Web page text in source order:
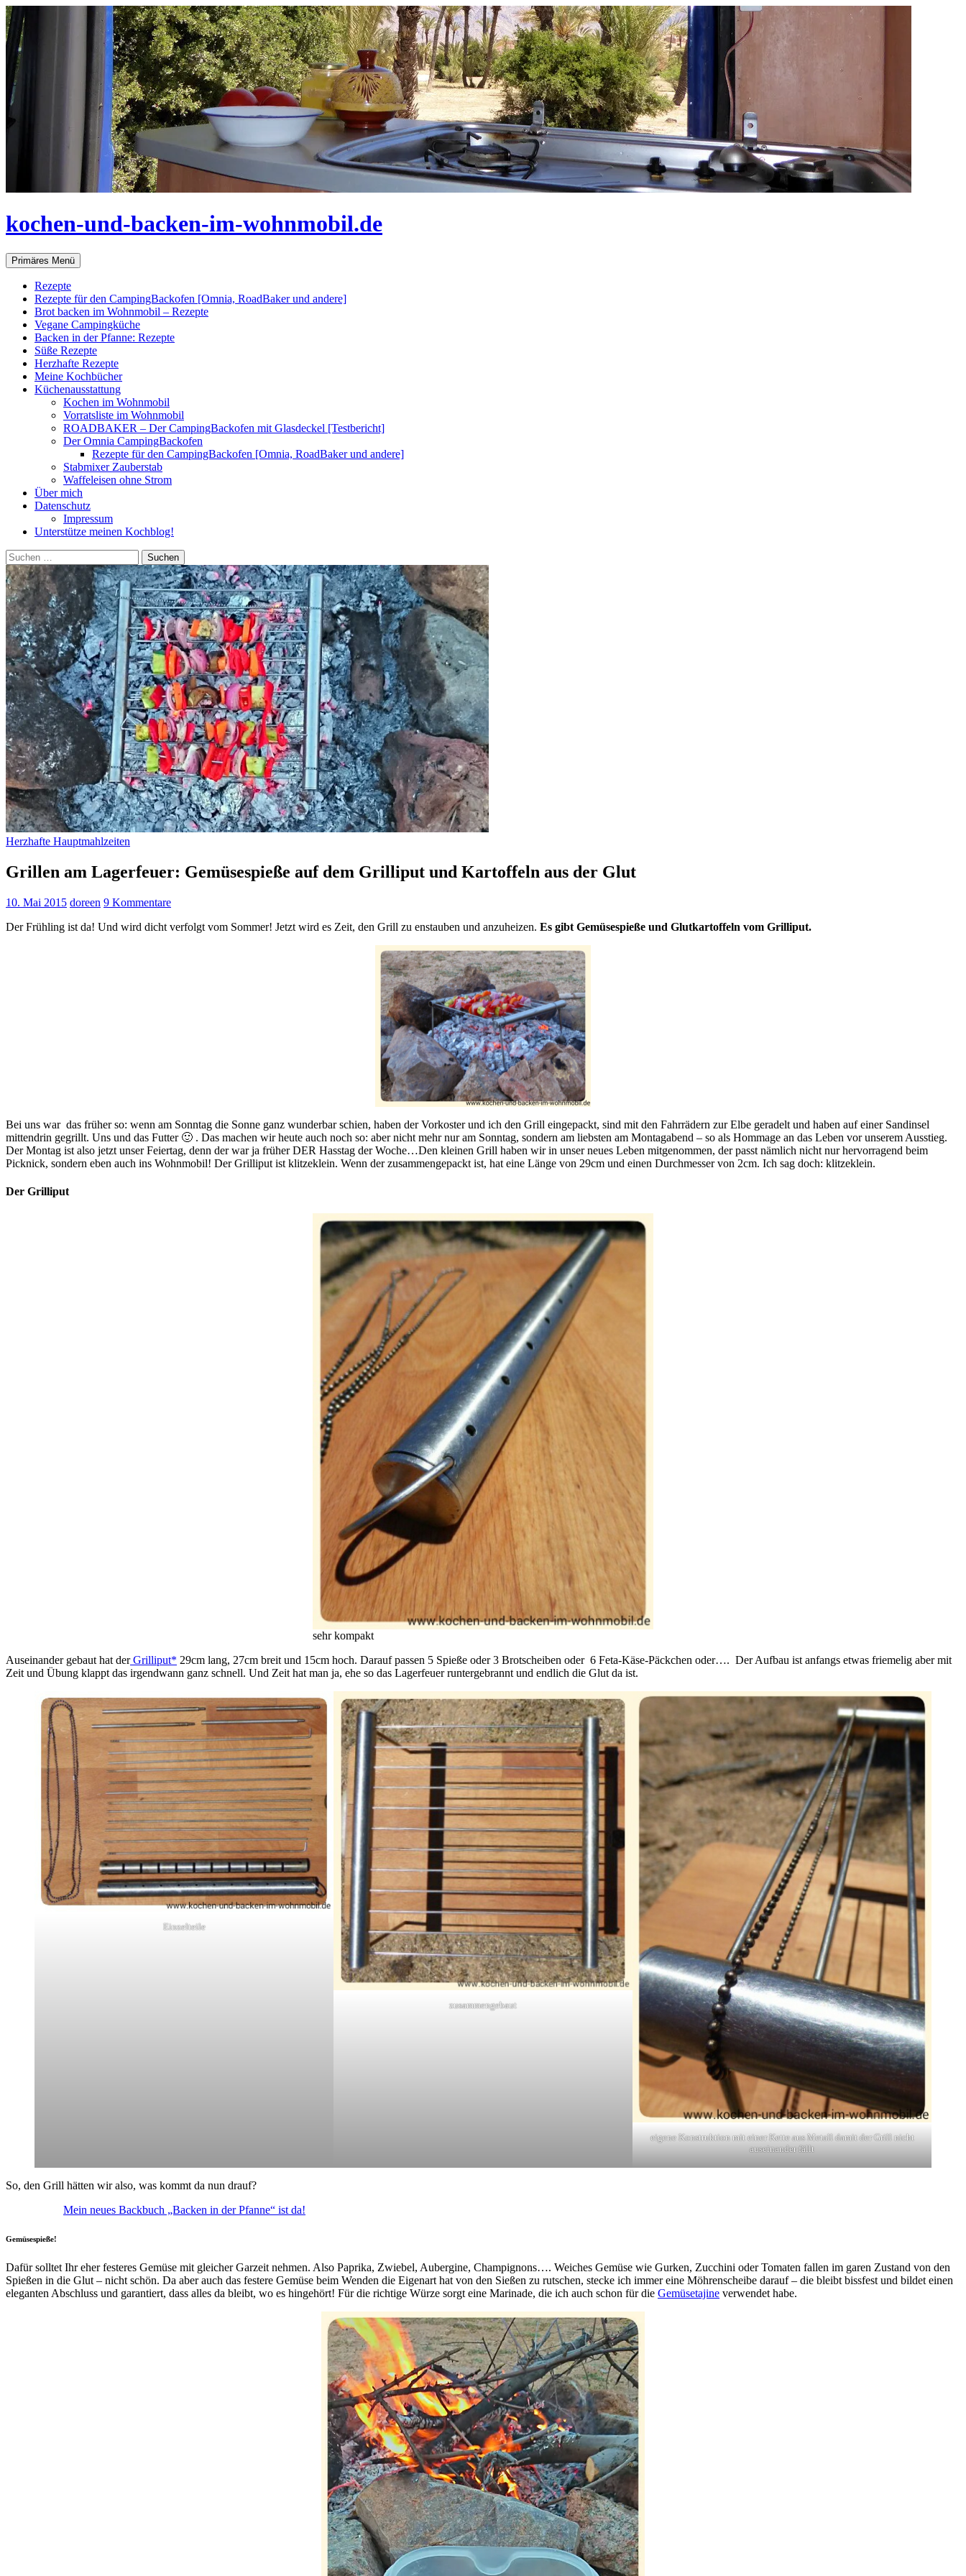
Zum
Inhalt
springen
kochen-und-backen-im-wohnmobil.de
Suchen
Primäres Menü
Rezepte
Rezepte für den CampingBackofen [Omnia, RoadBaker und andere]
Brot backen im Wohnmobil – Rezepte
Vegane Campingküche
Backen in der Pfanne: Rezepte
Süße Rezepte
Herzhafte Rezepte
Meine Kochbücher
Küchenausstattung
Kochen im Wohnmobil
Vorratsliste im Wohnmobil
ROADBAKER – Der CampingBackofen mit Glasdeckel [Testbericht]
Der Omnia CampingBackofen
Rezepte für den CampingBackofen [Omnia, RoadBaker und andere]
Stabmixer Zauberstab
Waffeleisen ohne Strom
Über mich
Datenschutz
Impressum
Unterstütze meinen Kochblog!
Suchen
nach:
Herzhafte Hauptmahlzeiten
Grillen am Lagerfeuer: Gemüsespieße auf dem Grilliput und Kartoffeln aus der Glut
10. Mai 2015 doreen 9 Kommentare
Der Frühling ist da! Und wird dicht verfolgt vom Sommer! Jetzt wird es Zeit, den Grill zu enstauben und anzuheizen. Es gibt Gemüsespieße und Glutkartoffeln vom Grilliput.
Bei uns war das früher so: wenn am Sonntag die Sonne ganz wunderbar schien, haben der Vorkoster und ich den Grill eingepackt, sind mit den Fahrrädern zur Elbe geradelt und haben auf einer Sandinsel
mittendrin gegrillt. Uns und das Futter 🙂 . Das machen wir heute auch noch so: aber nicht mehr nur am Sonntag, sondern am liebsten am Montagabend – so als Hommage an das Leben vor unserem Ausstieg.
Der Montag ist also jetzt unser Feiertag, denn der war ja früher DER Hasstag der Woche…Den kleinen Grill haben wir in unser neues Leben mitgenommen, der passt nämlich nicht nur hervorragend beim
Picknick, sondern eben auch ins Wohnmobil! Der Grilliput ist klitzeklein. Wenn der zusammengepackt ist, hat eine Länge von 29cm und einen Durchmesser von 2cm. Ich sag doch: klitzeklein.
Der Grilliput
sehr kompakt
Auseinander gebaut hat derGrilliput* 29cm lang, 27cm breit und 15cm hoch. Darauf passen 5 Spieße oder 3 Brotscheiben oder 6 Feta-Käse-Päckchen oder…. Der Aufbau ist anfangs etwas friemelig aber mit
Zeit und Übung klappt das irgendwann ganz schnell. Und Zeit hat man ja, ehe so das Lagerfeuer runtergebrannt und endlich die Glut da ist.
Einzelteile
zusammengebaut
eigene Konstruktion mit einer Kette aus Metall damit der Grill nicht
auseinander fällt
So, den Grill hätten wir also, was kommt da nun drauf?
Mein neues Backbuch „Backen in der Pfanne“ ist da!
Gemüsespieße!
Dafür solltet Ihr eher festeres Gemüse mit gleicher Garzeit nehmen. Also Paprika, Zwiebel, Aubergine, Champignons…. Weiches Gemüse wie Gurken, Zucchini oder Tomaten fallen im garen Zustand von den
Spießen in die Glut – nicht schön. Da aber auch das festere Gemüse beim Wenden die Eigenart hat von den Sießen zu rutschen, stecke ich immer eine Möhrenscheibe darauf – die bleibt bissfest und bildet einen
eleganten Abschluss und garantiert, dass alles da bleibt, wo es hingehört! Für die richtige Würze sorgt eine Marinade, die ich auch schon für die Gemüsetajine verwendet habe.